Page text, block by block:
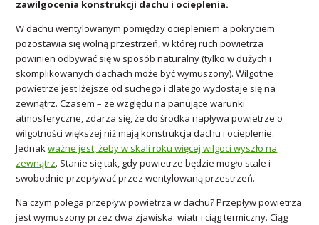
zawilgocenia konstrukcji dachu i ocieplenia.
W dachu wentylowanym pomiędzy ociepleniem a pokryciem
pozostawia się wolną przestrzeń, w której ruch powietrza
powinien odbywać się w sposób naturalny (tylko w dużych i
skomplikowanych dachach może być wymuszony). Wilgotne
powietrze jest lżejsze od suchego i dlatego wydostaje się na
zewnątrz. Czasem – ze względu na panujące warunki
atmosferyczne, zdarza się, że do środka napływa powietrze o
wilgotności większej niż mają konstrukcja dachu i ocieplenie.
Jednakważne jest, żeby w skali roku więcej wilgoci wyszło na
zewnątrz. Stanie się tak, gdy powietrze będzie mogło stale i
swobodnie przepływać przez wentylowaną przestrzeń.
Na czym polega przepływ powietrza w dachu? Przepływ powietrza
jest wymuszony przez dwa zjawiska: wiatr i ciąg termiczny. Ciąg